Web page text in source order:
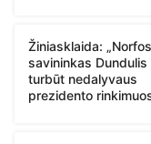
Žiniasklaida:
savininkas Dundulis
turbūt nedalyvaus
prezidento